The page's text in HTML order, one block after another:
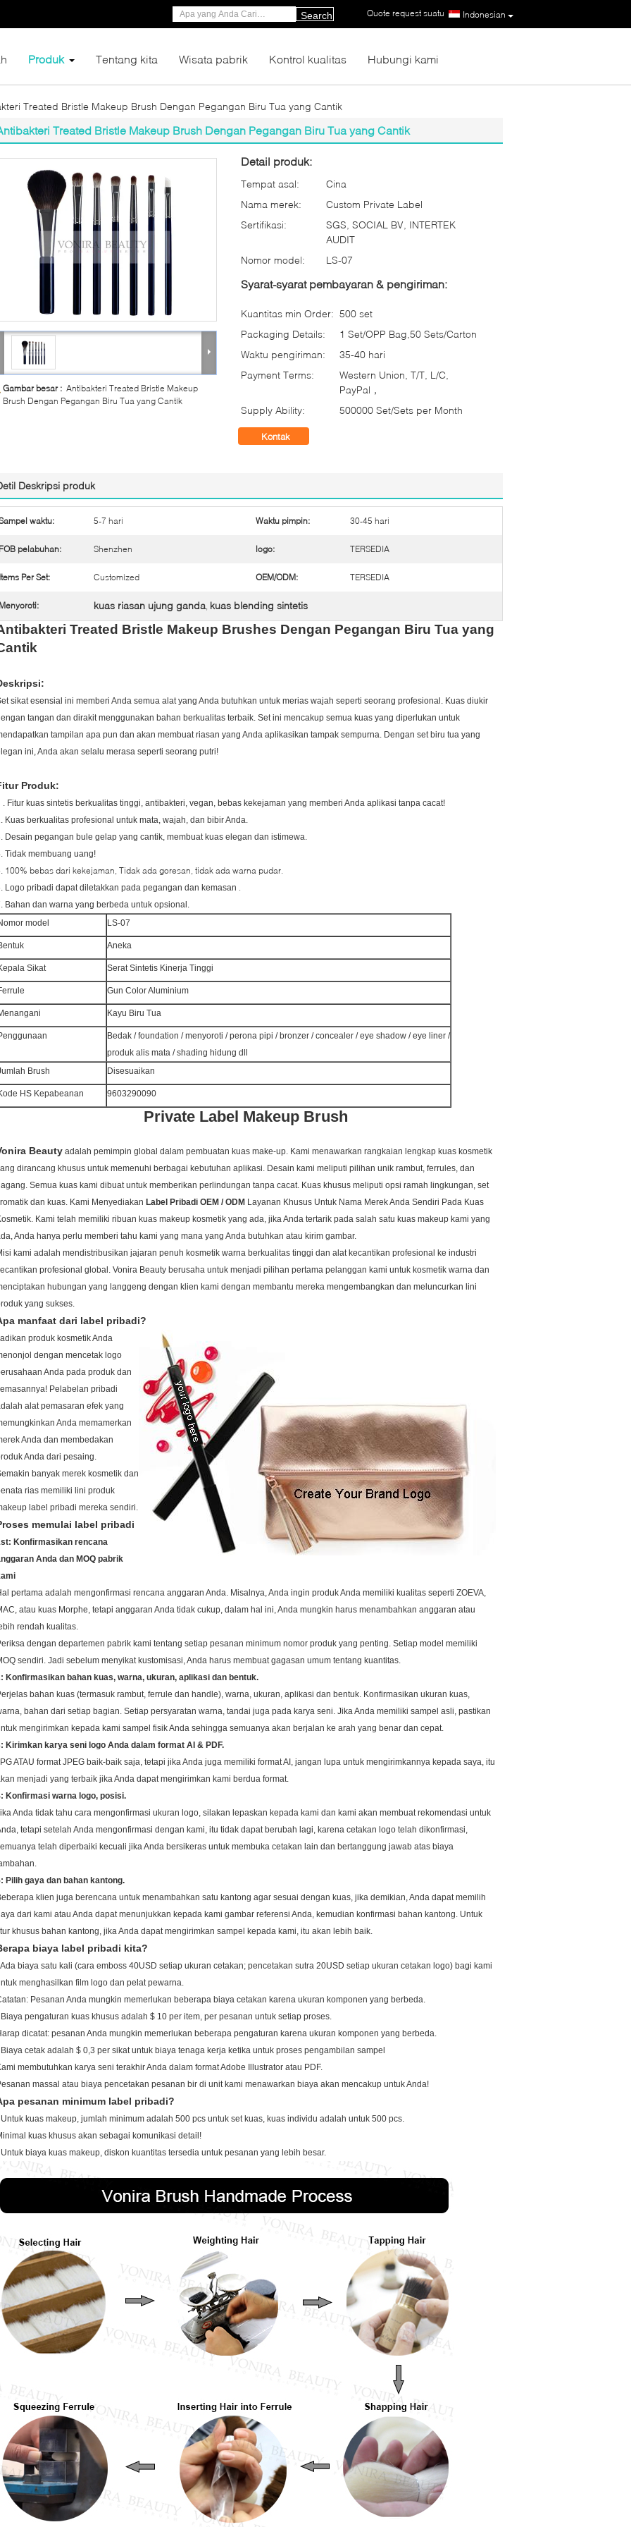
Indonesian
Quote request suatu |
Search
Produk Tentang kita Wisata pabrik Kontrol kualitas Hubungi kami
Treated Bristle Makeup Brush Dengan Pegangan Biru Tua yang Cantik
Treated Bristle Makeup Brush Dengan Pegangan Biru Tua yang Cantik
Gambar besar : Antibakteri Treated Bristle Makeup
Brush Dengan Pegangan Biru Tua yang Cantik
Detail produk:
Tempat asal:
Cina
Nama merek:
Custom Private Label
Sertifikasi:
SGS, SOCIAL BV, INTERTEK
AUDIT
Nomor model:
LS-07
Syarat-syarat pembayaran & pengiriman:
Kuantitas min Order: 500 set
Packaging Details:
1 Set/OPP Bag,50 Sets/Carton
Waktu pengiriman:
35-40 hari
Payment Terms:
Western Union, T/T, L/C,
PayPal，
Supply Ability:
500000 Set/Sets per Month
Kontak
Deskripsi produk
waktu: 5-7 hari Waktu pimpin: 30-45 hari
FOB pelabuhan: Shenzhen logo: TERSEDIA
Items Per Set: Customized OEM/ODM: TERSEDIA
Menyoroti: kuas riasan ujung ganda, kuas blending sintetis
Treated Bristle Makeup Brushes Dengan Pegangan Biru Tua yang
sikat esensial ini memberi Anda semua alat yang Anda butuhkan untuk merias wajah seperti seorang profesional. Kuas diukir
tangan dan dirakit menggunakan bahan berkualitas terbaik. Set ini mencakup semua kuas yang diperlukan untuk
tampilan apa pun dan akan membuat riasan yang Anda aplikasikan tampak sempurna. Dengan set biru tua yang
ini, Anda akan selalu merasa seperti seorang putri!
Produk:
. Fitur kuas sintetis berkualitas tinggi, antibakteri, vegan, bebas kekejaman yang memberi Anda aplikasi tanpa cacat!
Kuas berkualitas profesional untuk mata, wajah, dan bibir Anda.
Desain pegangan bule gelap yang cantik, membuat kuas elegan dan istimewa.
Tidak membuang uang!
100% bebas dari kekejaman, Tidak ada goresan, tidak ada warna pudar.
Logo pribadi dapat diletakkan pada pegangan dan kemasan .
Bahan dan warna yang berbeda untuk opsional.
model
LS-07
Aneka
Sikat Serat Sintetis Kinerja Tinggi
Gun Color Aluminium
Kayu Biru Tua
Bedak / foundation / menyoroti / perona pipi / bronzer / concealer / eye shadow / eye liner /
produk alis mata / shading hidung dll
Brush
Disesuaikan
HS Kepabeanan 9603290090
Private Label Makeup Brush
Beauty adalah pemimpin global dalam pembuatan kuas make-up. Kami menawarkan rangkaian lengkap kuas kosmetik
dirancang khusus untuk memenuhi berbagai kebutuhan aplikasi. Desain kami meliputi pilihan unik rambut, ferrules, dan
Semua kuas kami dibuat untuk memberikan perlindungan tanpa cacat. Kuas khusus meliputi opsi ramah lingkungan, set
dan kuas. Kami Menyediakan Label Pribadi OEM / ODM Layanan Khusus Untuk Nama Merek Anda Sendiri Pada Kuas
Kami telah memiliki ribuan kuas makeup kosmetik yang ada, jika Anda tertarik pada salah satu kuas makeup kami yang
Anda hanya perlu memberi tahu kami yang mana yang Anda butuhkan atau kirim gambar.
kami adalah mendistribusikan jajaran penuh kosmetik warna berkualitas tinggi dan alat kecantikan profesional ke industri
profesional global. Vonira Beauty berusaha untuk menjadi pilihan pertama pelanggan kami untuk kosmetik warna dan
hubungan yang langgeng dengan klien kami dengan membantu mereka mengembangkan dan meluncurkan lini
yang sukses.
manfaat dari label pribadi?
produk kosmetik Anda
dengan mencetak logo
Anda pada produk dan
Pelabelan pribadi
alat pemasaran efek yang
Anda memamerkan
Anda dan membedakan
Anda dari pesaing.
banyak merek kosmetik dan
rias memiliki lini produk
label pribadi mereka sendiri.
memulai label pribadi
Konfirmasikan rencana
Anda dan MOQ pabrik
pertama adalah mengonfirmasi rencana anggaran Anda. Misalnya, Anda ingin produk Anda memiliki kualitas seperti ZOEVA,
atau kuas Morphe, tetapi anggaran Anda tidak cukup, dalam hal ini, Anda mungkin harus menambahkan anggaran atau
rendah kualitas.
dengan departemen pabrik kami tentang setiap pesanan minimum nomor produk yang penting. Setiap model memiliki
sendiri. Jadi sebelum menyikat kustomisasi, Anda harus membuat gagasan umum tentang kuantitas.
Konfirmasikan bahan kuas, warna, ukuran, aplikasi dan bentuk.
bahan kuas (termasuk rambut, ferrule dan handle), warna, ukuran, aplikasi dan bentuk. Konfirmasikan ukuran kuas,
bahan dari setiap bagian. Setiap persyaratan warna, tandai juga pada karya seni. Jika Anda memiliki sampel asli, pastikan
mengirimkan kepada kami sampel fisik Anda sehingga semuanya akan berjalan ke arah yang benar dan cepat.
Kirimkan karya seni logo Anda dalam format AI & PDF.
ATAU format JPEG baik-baik saja, tetapi jika Anda juga memiliki format AI, jangan lupa untuk mengirimkannya kepada saya, itu
menjadi yang terbaik jika Anda dapat mengirimkan kami berdua format.
Konfirmasi warna logo, posisi.
Anda tidak tahu cara mengonfirmasi ukuran logo, silakan lepaskan kepada kami dan kami akan membuat rekomendasi untuk
tetapi setelah Anda mengonfirmasi dengan kami, itu tidak dapat berubah lagi, karena cetakan logo telah dikonfirmasi,
telah diperbaiki kecuali jika Anda bersikeras untuk membuka cetakan lain dan bertanggung jawab atas biaya
Pilih gaya dan bahan kantong.
klien juga berencana untuk menambahkan satu kantong agar sesuai dengan kuas, jika demikian, Anda dapat memilih
dari kami atau Anda dapat menunjukkan kepada kami gambar referensi Anda, kemudian konfirmasi bahan kantong. Untuk
khusus bahan kantong, jika Anda dapat mengirimkan sampel kepada kami, itu akan lebih baik.
biaya label pribadi kita?
Ada biaya satu kali (cara emboss 40USD setiap ukuran cetakan; pencetakan sutra 20USD setiap ukuran cetakan logo) bagi kami
menghasilkan film logo dan pelat pewarna.
Pesanan Anda mungkin memerlukan beberapa biaya cetakan karena ukuran komponen yang berbeda.
Biaya pengaturan kuas khusus adalah $ 10 per item, per pesanan untuk setiap proses.
dicatat: pesanan Anda mungkin memerlukan beberapa pengaturan karena ukuran komponen yang berbeda.
Biaya cetak adalah $ 0,3 per sikat untuk biaya tenaga kerja ketika untuk proses pengambilan sampel
membutuhkan karya seni terakhir Anda dalam format Adobe Illustrator atau PDF.
massal atau biaya pencetakan pesanan bir di unit kami menawarkan biaya akan mencakup untuk Anda!
pesanan minimum label pribadi?
Untuk kuas makeup, jumlah minimum adalah 500 pcs untuk set kuas, kuas individu adalah untuk 500 pcs.
kuas khusus akan sebagai komunikasi detail!
Untuk biaya kuas makeup, diskon kuantitas tersedia untuk pesanan yang lebih besar.